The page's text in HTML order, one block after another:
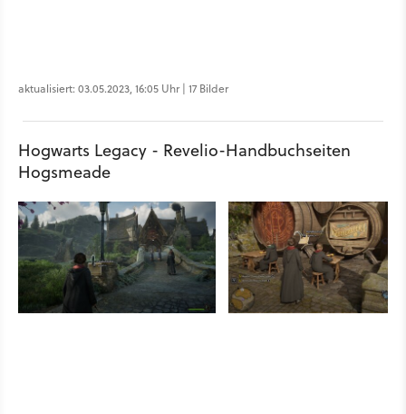
aktualisiert: 03.05.2023, 16:05 Uhr | 17 Bilder
Hogwarts Legacy - Revelio-Handbuchseiten
Hogsmeade